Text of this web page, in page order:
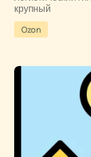
крупный
Ozon